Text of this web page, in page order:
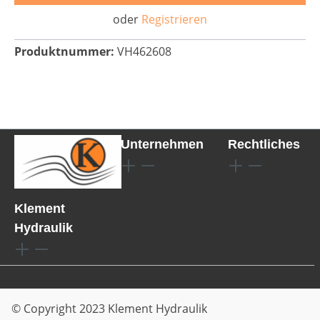
oder Registrieren
Produktnummer: VH462608
Klement
Hydraulik
Unternehmen Rechtliches
© Copyright 2023 Klement Hydraulik